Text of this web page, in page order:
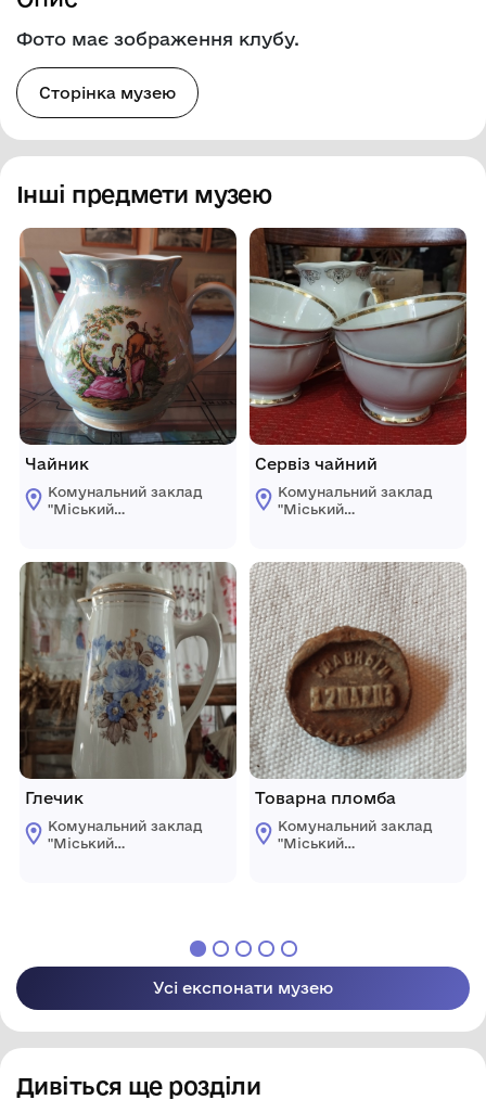
Фото має зображення клубу.
Сторінка музею
Інші предмети музею
Чайник
Комунальний заклад
"Міський
міської ради"
Глечик
Комунальний заклад
"Міський
Сервіз чайний
Комунальний заклад
"Міський
міської ради"
Товарна пломба
Комунальний заклад
"Міський
Усі експонати музею
Дивіться ще розділи